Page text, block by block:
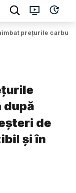
prețurile
după
de
și în